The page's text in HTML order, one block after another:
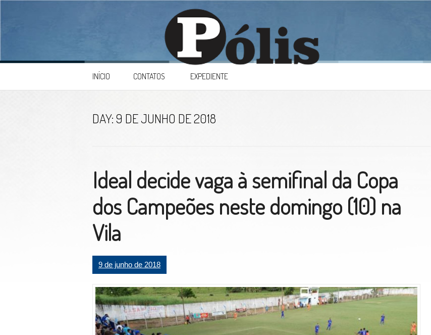
INÍCIO CONTATOS EXPEDIENTE
DAY:9 DE JUNHO DE 2018
Ideal decide vaga à semifinal da Copa
dos Campeões neste domingo (10) na
Vila
9 de junho de 2018